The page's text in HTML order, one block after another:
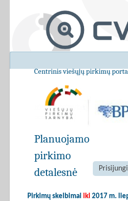
Centrinis viešųjų pirkimų
Pirkimų skelbimai iki 2017 m.
Planuojamo
pirkimo
detalesnė